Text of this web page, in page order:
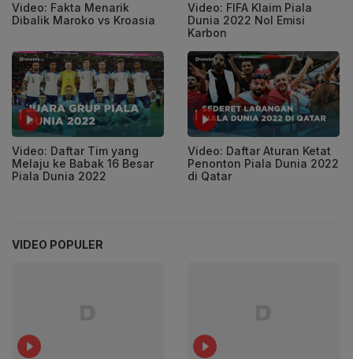
Video: Fakta Menarik
Dibalik Maroko vs Kroasia
Video: FIFA Klaim Piala
Dunia 2022 Nol Emisi
Karbon
Video: Daftar Tim yang
Melaju ke Babak 16 Besar
Piala Dunia 2022
Video: Daftar Aturan Ketat
Penonton Piala Dunia 2022
di Qatar
VIDEO POPULER